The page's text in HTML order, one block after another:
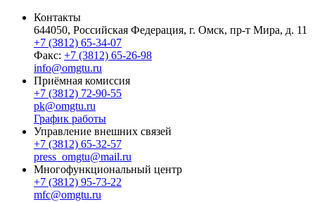
Контакты
644050, Российская Федерация, г. Омск, пр-т Мира, д. 11
+7 (3812) 65-34-07
Факс: +7 (3812) 65-26-98
info@omgtu.ru
Приёмная комиссия
+7 (3812) 72-90-55
pk@omgtu.ru
График работы
Управление внешних связей
+7 (3812) 65-32-57
press_omgtu@mail.ru
Многофункциональный центр
+7 (3812) 95-73-22
mfc@omgtu.ru